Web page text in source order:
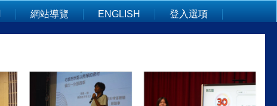
網站導覽 ENGLISH 登入選項